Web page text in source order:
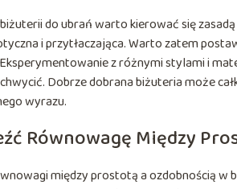
do ubrań warto kierować się
i przytłaczająca. Warto zatem
z różnymi stylami i
Dobrze dobrana biżuteria może
wyrazu.
Równowagę Między
między prostotą a ozdobnością